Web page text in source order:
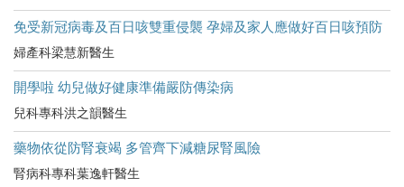
免受新冠病毒及百日咳雙重侵襲 孕婦及家人應做好百日咳預防
婦產科梁慧新醫生
開學啦 幼兒做好健康準備嚴防傳染病
兒科專科洪之韻醫生
藥物依從防腎衰竭 多管齊下減糖尿腎風險
腎病科專科葉逸軒醫生